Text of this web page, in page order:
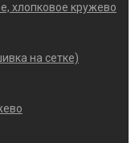
хлопковое кружево
на сетке)